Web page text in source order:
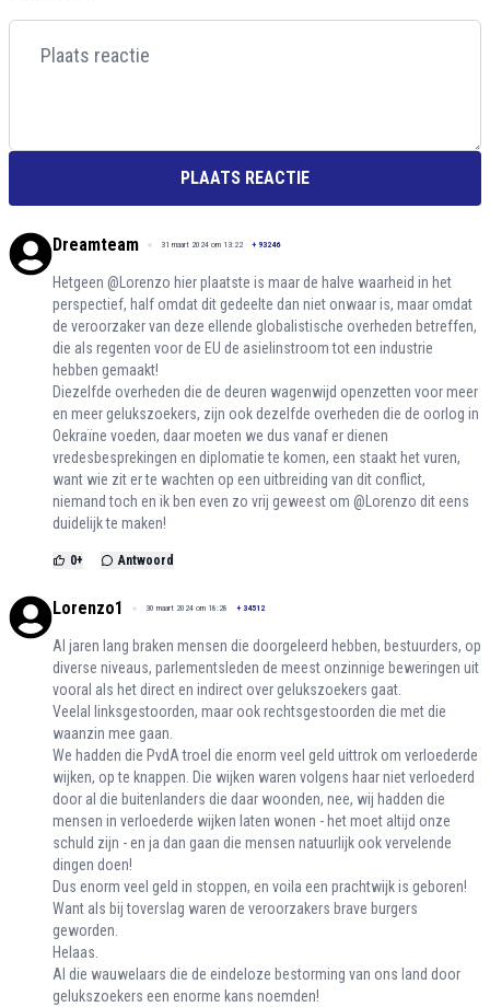
PLAATS REACTIE
Dreamteam 31 maart 2024 om 13:22 + 93246
Hetgeen @Lorenzo hier plaatste is maar de halve waarheid in het
perspectief, half omdat dit gedeelte dan niet onwaar is, maar omdat
de veroorzaker van deze ellende globalistische overheden betreffen,
die als regenten voor de EU de asielinstroom tot een industrie
hebben gemaakt!
Diezelfde overheden die de deuren wagenwijd openzetten voor meer
en meer gelukszoekers, zijn ook dezelfde overheden die de oorlog in
Oekraïne voeden, daar moeten we dus vanaf er dienen
vredesbesprekingen en diplomatie te komen, een staakt het vuren,
want wie zit er te wachten op een uitbreiding van dit conflict,
niemand toch en ik ben even zo vrij geweest om @Lorenzo dit eens
duidelijk te maken!
0+ Antwoord
Lorenzo1 30 maart 2024 om 18:28 + 34512
Al jaren lang braken mensen die doorgeleerd hebben, bestuurders, op
diverse niveaus, parlementsleden de meest onzinnige beweringen uit
vooral als het direct en indirect over gelukszoekers gaat.
Veelal linksgestoorden, maar ook rechtsgestoorden die met die
waanzin mee gaan.
We hadden die PvdA troel die enorm veel geld uittrok om verloederde
wijken, op te knappen. Die wijken waren volgens haar niet verloederd
door al die buitenlanders die daar woonden, nee, wij hadden die
mensen in verloederde wijken laten wonen - het moet altijd onze
schuld zijn - en ja dan gaan die mensen natuurlijk ook vervelende
dingen doen!
Dus enorm veel geld in stoppen, en voila een prachtwijk is geboren!
Want als bij toverslag waren de veroorzakers brave burgers
geworden.
Helaas.
Al die wauwelaars die de eindeloze bestorming van ons land door
gelukszoekers een enorme kans noemden!